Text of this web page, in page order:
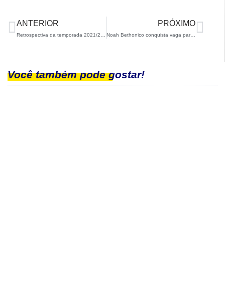
ANTERIOR
Retrospectiva da temporada 2021/22 – Para Snowboard
PRÓXIMO
Noah Bethonico conquista vaga para o Brasil nos Jogos Olímpicos da Juventude
Você também pode gostar!